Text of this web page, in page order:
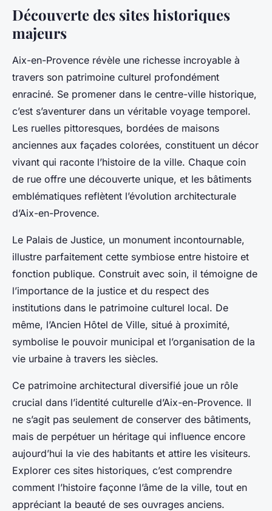
Découverte des sites historiques
majeurs
Aix-en-Provence révèle une richesse incroyable à
travers son patrimoine culturel profondément
enraciné. Se promener dans le centre-ville historique,
c’est s’aventurer dans un véritable voyage temporel.
Les ruelles pittoresques, bordées de maisons
anciennes aux façades colorées, constituent un décor
vivant qui raconte l’histoire de la ville. Chaque coin
de rue offre une découverte unique, et les bâtiments
emblématiques reflètent l’évolution architecturale
d’Aix-en-Provence.
Le Palais de Justice, un monument incontournable,
illustre parfaitement cette symbiose entre histoire et
fonction publique. Construit avec soin, il témoigne de
l’importance de la justice et du respect des
institutions dans le patrimoine culturel local. De
même, l’Ancien Hôtel de Ville, situé à proximité,
symbolise le pouvoir municipal et l’organisation de la
vie urbaine à travers les siècles.
Ce patrimoine architectural diversifié joue un rôle
crucial dans l’identité culturelle d’Aix-en-Provence. Il
ne s’agit pas seulement de conserver des bâtiments,
mais de perpétuer un héritage qui influence encore
aujourd’hui la vie des habitants et attire les visiteurs.
Explorer ces sites historiques, c’est comprendre
comment l’histoire façonne l’âme de la ville, tout en
appréciant la beauté de ses ouvrages anciens.